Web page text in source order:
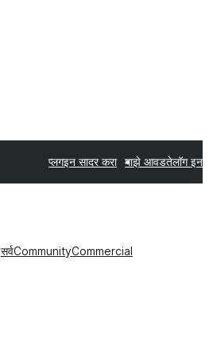
प्लगइन सादर करा माझे आवडतेलॉग इन
सर्वCommunityCommercial